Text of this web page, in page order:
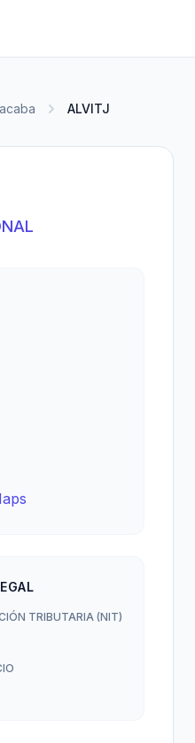
ALVITJ
TRIBUTARIA (NIT)